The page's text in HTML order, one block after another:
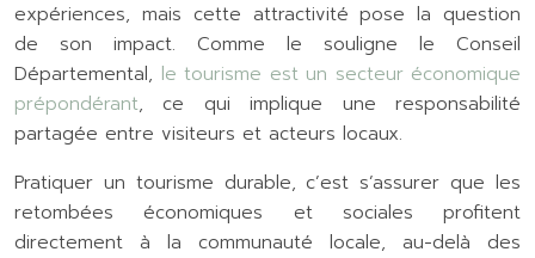
expériences, mais cette attractivité pose la question
de son impact. Comme le souligne le Conseil
Départemental, le tourisme est un secteur économique
prépondérant, ce qui implique une responsabilité
partagée entre visiteurs et acteurs locaux.
Pratiquer un tourisme durable, c’est s’assurer que les
retombées économiques et sociales profitent
directement à la communauté locale, au-delà des